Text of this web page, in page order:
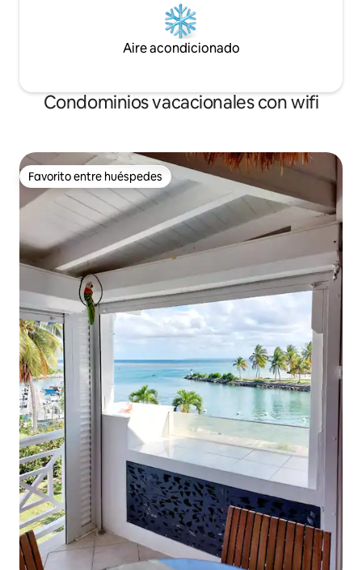
Aire acondicionado
Condominios vacacionales con wifi
Favorito entre huéspedes
Favorito entre huéspedes